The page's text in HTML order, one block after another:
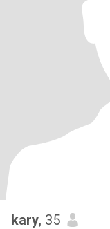
kary, 35